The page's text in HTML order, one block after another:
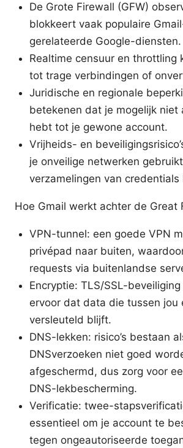
De Grote Firewall (GFW)
blokkeert vaak populaire
gerelateerde Google-diensten.
Realtime censuur en throttling
tot trage verbindingen of
Juridische en regionale
betekenen dat je mogelijk niet
hebt tot je gewone account.
Vrijheids- en
je onveilige netwerken
verzamelingen van credentials
Hoe Gmail werkt achter de Great
VPN-tunnel: een goede VPN
privépad naar buiten,
requests via buitenlandse
Encryptie: TLS/SSL-
ervoor dat data die tussen jou
versleuteld blijft.
DNS-lekken: risico’s bestaan
DNSverzoeken niet goed
afgeschermd, dus zorg voor
DNS-lekbescherming.
Verificatie: twee-
essentieel om je account te
tegen ongeautoriseerde